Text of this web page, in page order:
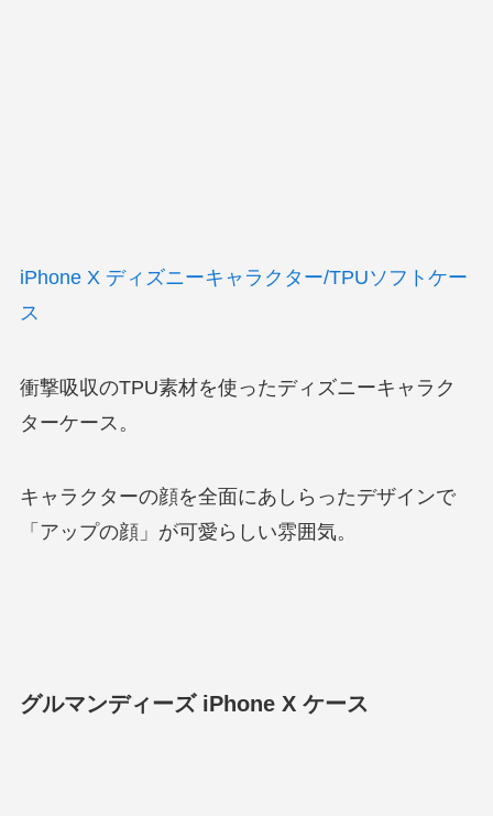
iPhone X ディズニーキャラクター/TPUソフトケー
ス
衝撃吸収のTPU素材を使ったディズニーキャラク
ターケース。
キャラクターの顔を全面にあしらったデザインで
「アップの顔」が可愛らしい雰囲気。
グルマンディーズ iPhone X ケース